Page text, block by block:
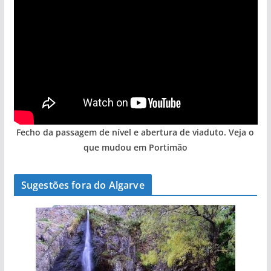
Fecho da passagem de nível e abertura de viaduto. Veja o
que mudou em Portimão
Sugestões fora do Algarve